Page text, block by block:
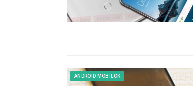
ANDROID MOBILOK